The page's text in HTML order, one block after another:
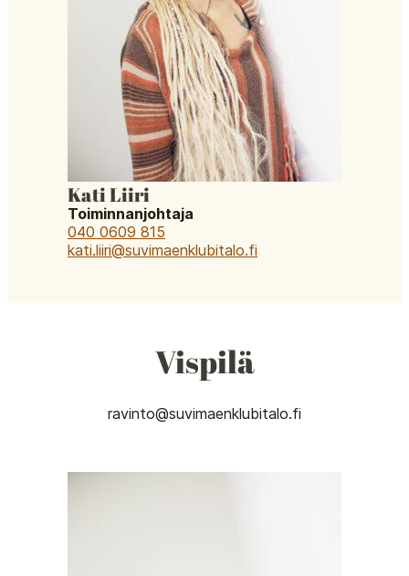
Kati Liiri
Toiminnanjohtaja
040 0609 815
kati.liiri@suvimaenklubitalo.fi
Vispilä
ravinto@suvimaenklubitalo.fi